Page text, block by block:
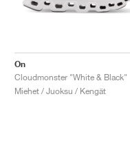
On
Cloudmonster "White & Black"
Miehet / Juoksu / Kengät